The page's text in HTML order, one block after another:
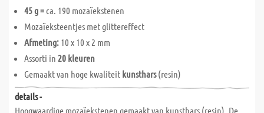
45 g =ca. 190 mozaïekstenen
Mozaïeksteentjes met glittereffect
Afmeting: 10 x 10 x 2 mm
Assorti in 20 kleuren
Gemaakt van hoge kwaliteit kunsthars(resin)
details -
Hoogwaardige mozaïekstenen gemaakt van kunsthars (resin). De